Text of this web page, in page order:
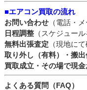
■エアコン買取の流れ
お問い合わせ（電話・メ
日程調整（スケジュール
無料出張査定 （現地にて
取り外し（有料）・搬
買取成立・その場で現
よくある質問（FAQ）